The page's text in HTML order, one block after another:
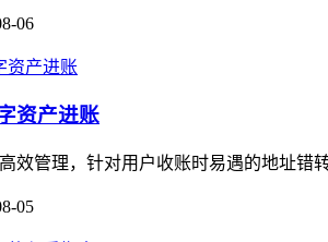
06
资产进账
效管理，针对用户收账时易遇的地址
05